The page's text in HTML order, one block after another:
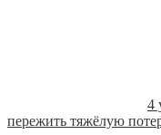
4
пережить тяжёлую